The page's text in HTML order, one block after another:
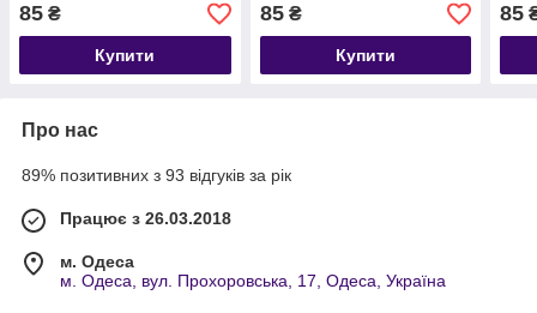
85 ₴
Купити
85₴
Купити
85
Про нас
89% позитивних з 93 відгуків за рік
Працює з 26.03.2018
м. Одеса
м. Одеса, вул. Прохоровська, 17, Одеса, Україна